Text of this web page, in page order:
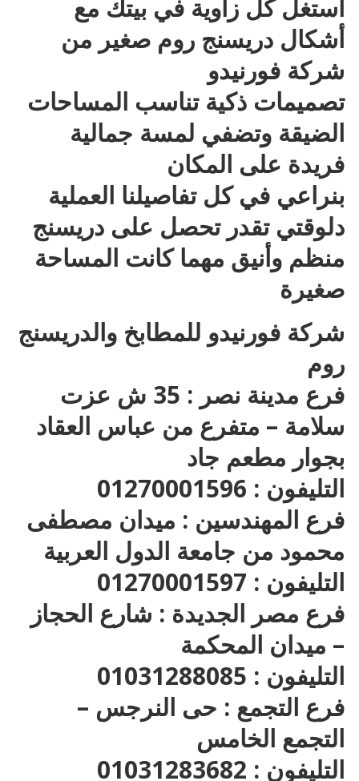
استغل كل زاوية في بيتك مع
أشكال دريسنج روم صغير من
شركة فورنيدو
تصميمات ذكية تناسب المساحات
الضيقة وتضفي لمسة جمالية
فريدة على المكان
بنراعي في كل تفاصيلنا العملية
دلوقتي تقدر تحصل على دريسنج
منظم وأنيق مهما كانت المساحة
صغيرة
شركة فورنيدو للمطابخ والدريسنج
روم
فرع مدينة نصر : 35 ش عزت
سلامة – متفرع من عباس العقاد
بجوار مطعم جاد
التليفون : 01270001596
فرع المهندسين : ميدان مصطفى
محمود من جامعة الدول العربية
التليفون : 01270001597
فرع مصر الجديدة : شارع الحجاز
– ميدان المحكمة
التليفون : 01031288085
فرع التجمع : حى النرجس –
التجمع الخامس
التليفون : 01031283682